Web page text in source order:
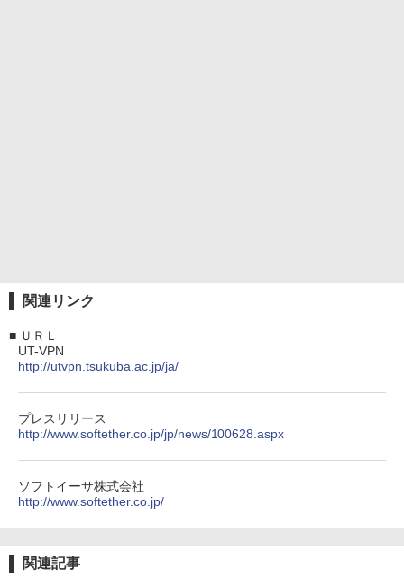
関連リンク
■ ＵＲＬ
UT-VPN
http://utvpn.tsukuba.ac.jp/ja/
プレスリリース
http://www.softether.co.jp/jp/news/100628.aspx
ソフトイーサ株式会社
http://www.softether.co.jp/
関連記事